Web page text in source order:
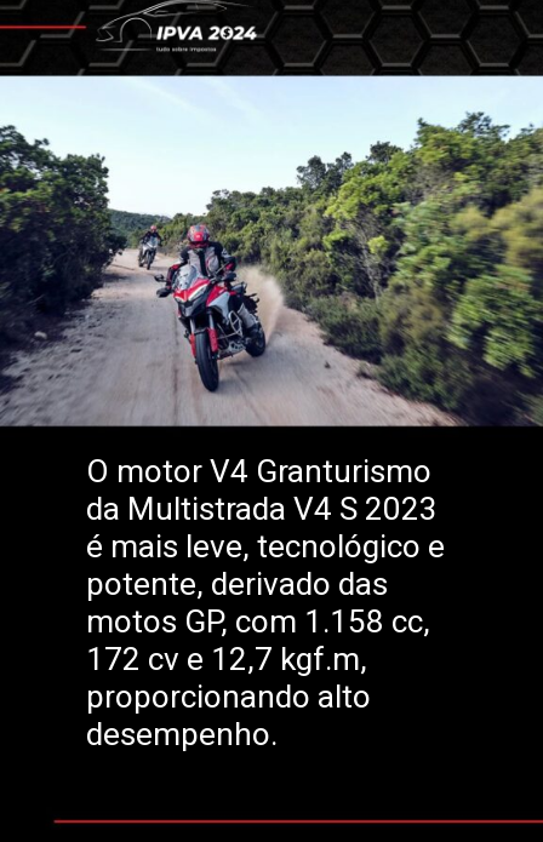
O motor V4 Granturismo
da Multistrada V4 S 2023
é mais leve, tecnológico e
potente, derivado das
motos GP, com 1.158 cc,
172 cv e 12,7 kgf.m,
proporcionando alto
desempenho.